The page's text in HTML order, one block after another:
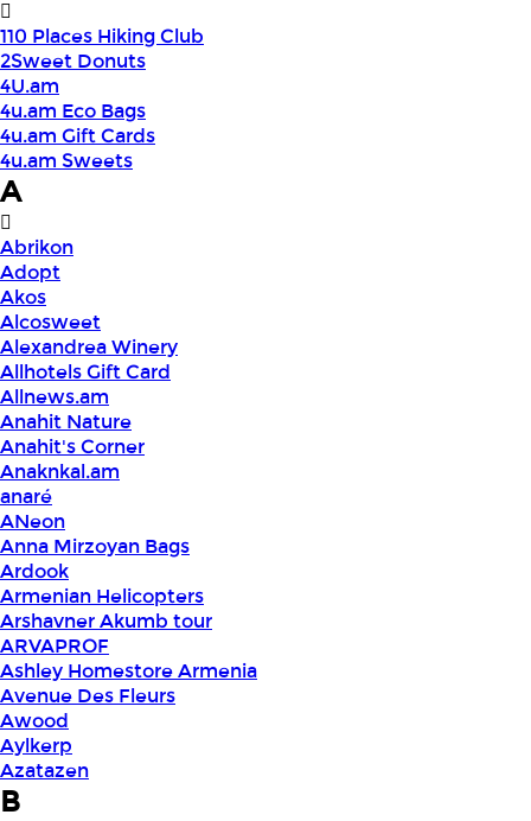
110 Places Hiking Club
2Sweet Donuts
4U.am
4u.am Eco Bags
4u.am Gift Cards
4u.am Sweets
A
Abrikon
Adopt
Akos
Alcosweet
Alexandrea Winery
Allhotels Gift Card
Allnews.am
Anahit Nature
Anahit's Corner
Anaknkal.am
anaré
ANeon
Anna Mirzoyan Bags
Ardook
Armenian Helicopters
Arshavner Akumb tour
ARVAPROF
Ashley Homestore Armenia
Avenue Des Fleurs
Awood
Aylkerp
Azatazen
B